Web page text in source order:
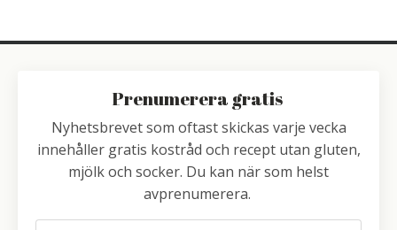
Prenumerera gratis
Nyhetsbrevet som oftast skickas varje vecka
innehåller gratis kostråd och recept utan gluten,
mjölk och socker. Du kan när som helst
avprenumerera.